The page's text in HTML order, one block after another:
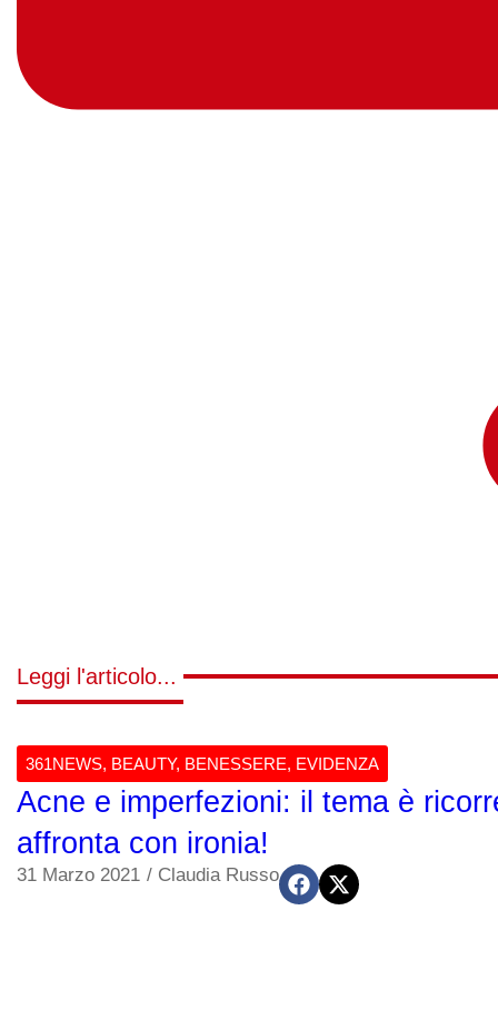
Leggi l'articolo...
361NEWS, BEAUTY, BENESSERE, EVIDENZA
Acne e imperfezioni: il tema è
affronta con ironia!
31 Marzo 2021 / Claudia Russo